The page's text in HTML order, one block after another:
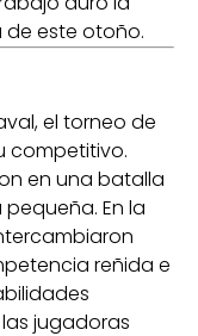
este otoño.
el torneo de
competitivo.
en una batalla
En la
reñida e
jugadoras